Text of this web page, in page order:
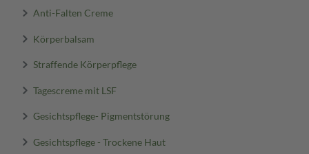
Anti-Falten Creme
Körperbalsam
Straffende Körperpflege
Tagescreme mit LSF
Gesichtspflege- Pigmentstörung
Gesichtspflege - Trockene Haut